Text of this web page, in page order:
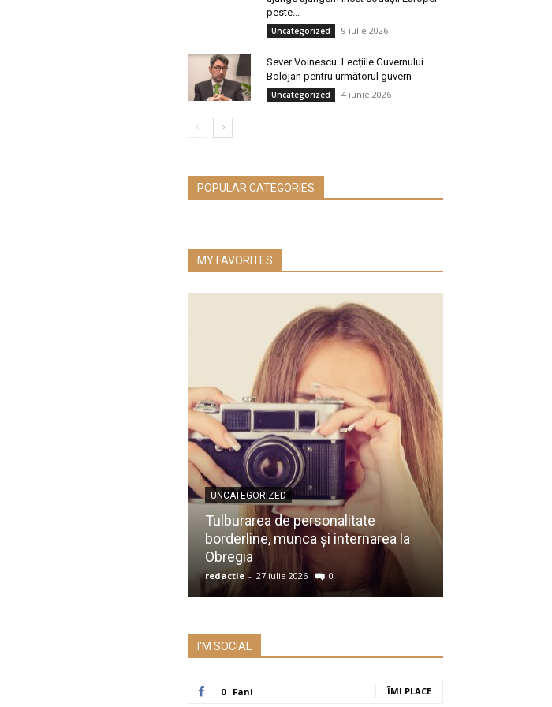
peste...
Uncategorized 9 iulie 2026
Sever Voinescu: Lecțiile Guvernului
Bolojan pentru următorul guvern
Uncategorized 4 iunie 2026
POPULAR CATEGORIES
MY FAVORITES
UNCATEGORIZED
Tulburarea de personalitate
borderline, munca și internarea la
Obregia
redactie - 27 iulie 2026 0
I'M SOCIAL
0 Fani ÎMI PLACE